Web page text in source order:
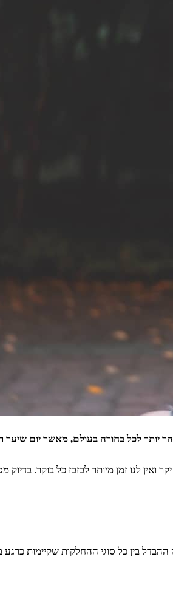
יותר לכל בחורה בעולם, מאשר יום שיער
לנו זמן מיותר לבזבז כל בוקר. בדיוק
בין כל סוגי ההחלקות שקיימות כרגע